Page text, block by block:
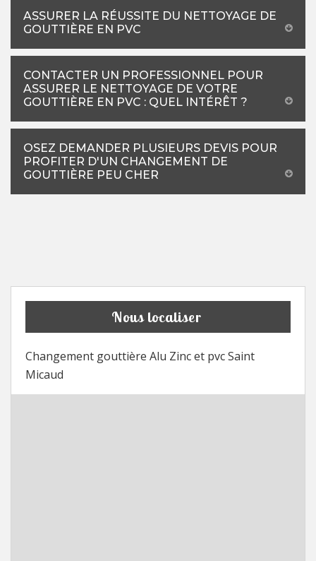
ASSURER LA RÉUSSITE DU NETTOYAGE DE
GOUTTIÈRE EN PVC
CONTACTER UN PROFESSIONNEL POUR
ASSURER LE NETTOYAGE DE VOTRE
GOUTTIÈRE EN PVC : QUEL INTÉRÊT ?
OSEZ DEMANDER PLUSIEURS DEVIS POUR
PROFITER D'UN CHANGEMENT DE
GOUTTIÈRE PEU CHER
Nous localiser
Changement gouttière Alu Zinc et pvc Saint
Micaud